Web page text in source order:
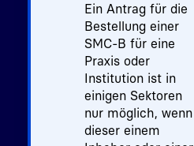
Ein Antrag für die
Bestellung einer
SMC-B für eine
Praxis oder
Institution ist in
einigen Sektoren
nur möglich, wenn
dieser einem